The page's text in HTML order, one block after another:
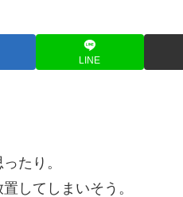
LINE
たり。
してしまいそう。